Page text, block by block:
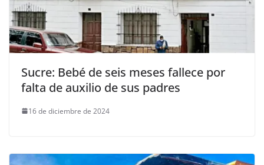
Sucre: Bebé de seis meses fallece por
falta de auxilio de sus padres
16 de diciembre de 2024